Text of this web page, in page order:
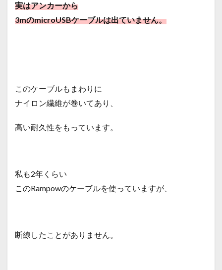
実はアンカーから
3mのmicroUSBケーブルは出ていません。
このケーブルもまわりに
ナイロン繊維が巻いてあり、
高い耐久性をもっています。
私も2年くらい
このRampowのケーブルを使っていますが、
断線したことがありません。